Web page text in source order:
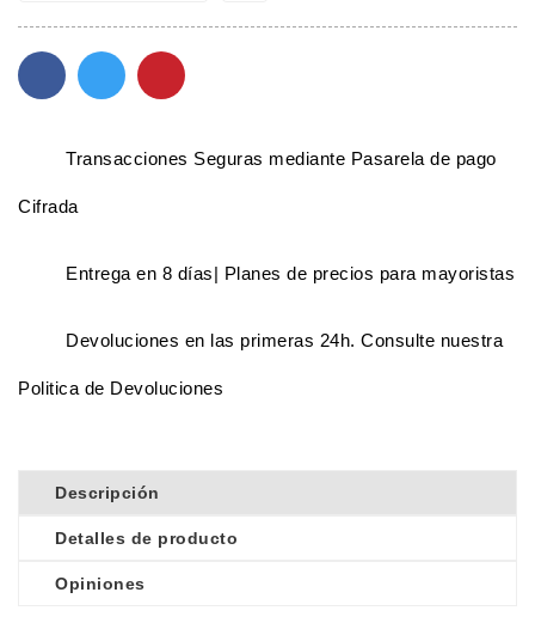
Transacciones Seguras mediante Pasarela de pago
Cifrada
Entrega en 8 días| Planes de precios para mayoristas
Devoluciones en las primeras 24h. Consulte nuestra
Politica de Devoluciones
Descripción
Detalles de producto
Opiniones